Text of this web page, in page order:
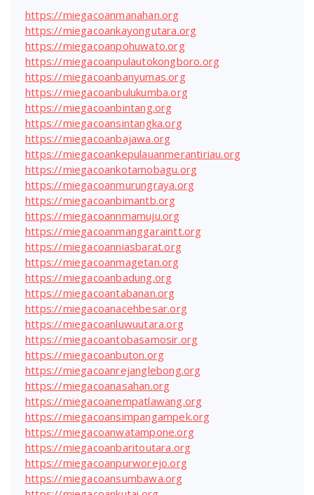
https://miegacoanmanahan.org
https://miegacoankayongutara.org
https://miegacoanpohuwato.org
https://miegacoanpulautokongboro.org
https://miegacoanbanyumas.org
https://miegacoanbulukumba.org
https://miegacoanbintang.org
https://miegacoansintangka.org
https://miegacoanbajawa.org
https://miegacoankepulauanmerantiriau.org
https://miegacoankotamobagu.org
https://miegacoanmurungraya.org
https://miegacoanbimantb.org
https://miegacoannmamuju.org
https://miegacoanmanggaraintt.org
https://miegacoanniasbarat.org
https://miegacoanmagetan.org
https://miegacoanbadung.org
https://miegacoantabanan.org
https://miegacoanacehbesar.org
https://miegacoanluwuutara.org
https://miegacoantobasamosir.org
https://miegacoanbuton.org
https://miegacoanrejanglebong.org
https://miegacoanasahan.org
https://miegacoanempatlawang.org
https://miegacoansimpangampek.org
https://miegacoanwatampone.org
https://miegacoanbaritoutara.org
https://miegacoanpurworejo.org
https://miegacoansumbawa.org